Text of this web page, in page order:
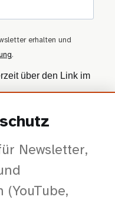
erhalten und
.
über den Link im
Absenden stimmst du zu, dass
werden — gemäß der
Newsletter,